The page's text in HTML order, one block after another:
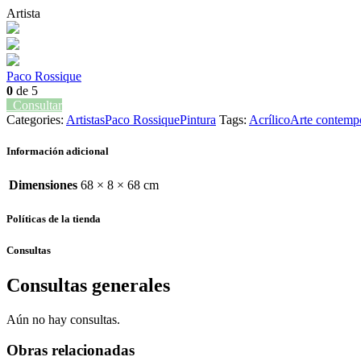
Artista
Paco Rossique
0 de 5
Consultar
Categories: ArtistasPaco RossiquePintura Tags: AcrílicoArte
Información adicional
Dimensiones 68 × 8 × 68 cm
Políticas de la tienda
Consultas
Consultas generales
Aún no hay consultas.
Obras relacionadas